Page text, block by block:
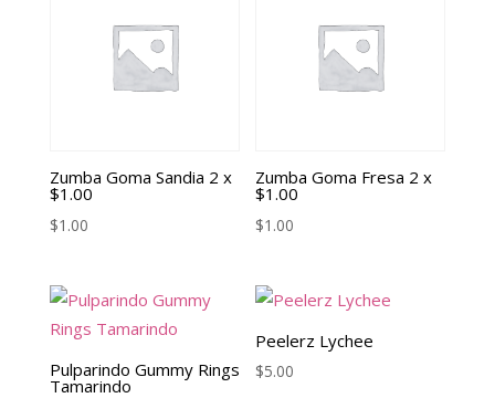
Zumba Goma Sandia 2 x
$1.00
$1.00
Zumba Goma Fresa 2 x
$1.00
$1.00
Pulparindo Gummy Rings
Tamarindo
Peelerz Lychee
$5.00